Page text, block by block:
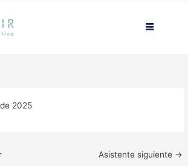
2025
Asistente siguiente →